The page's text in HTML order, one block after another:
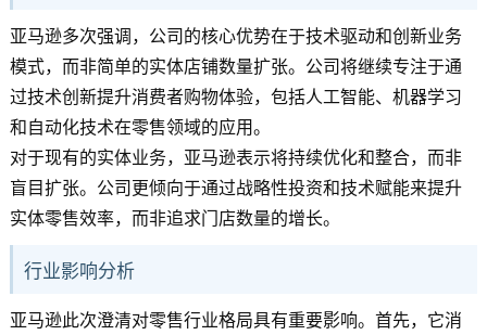
亚马逊多次强调，公司的核心优势在于技术驱动和创新业务
模式，而非简单的实体店铺数量扩张。公司将继续专注于通
过技术创新提升消费者购物体验，包括人工智能、机器学习
和自动化技术在零售领域的应用。
对于现有的实体业务，亚马逊表示将持续优化和整合，而非
盲目扩张。公司更倾向于通过战略性投资和技术赋能来提升
实体零售效率，而非追求门店数量的增长。
行业影响分析
亚马逊此次澄清对零售行业格局具有重要影响。首先，它消